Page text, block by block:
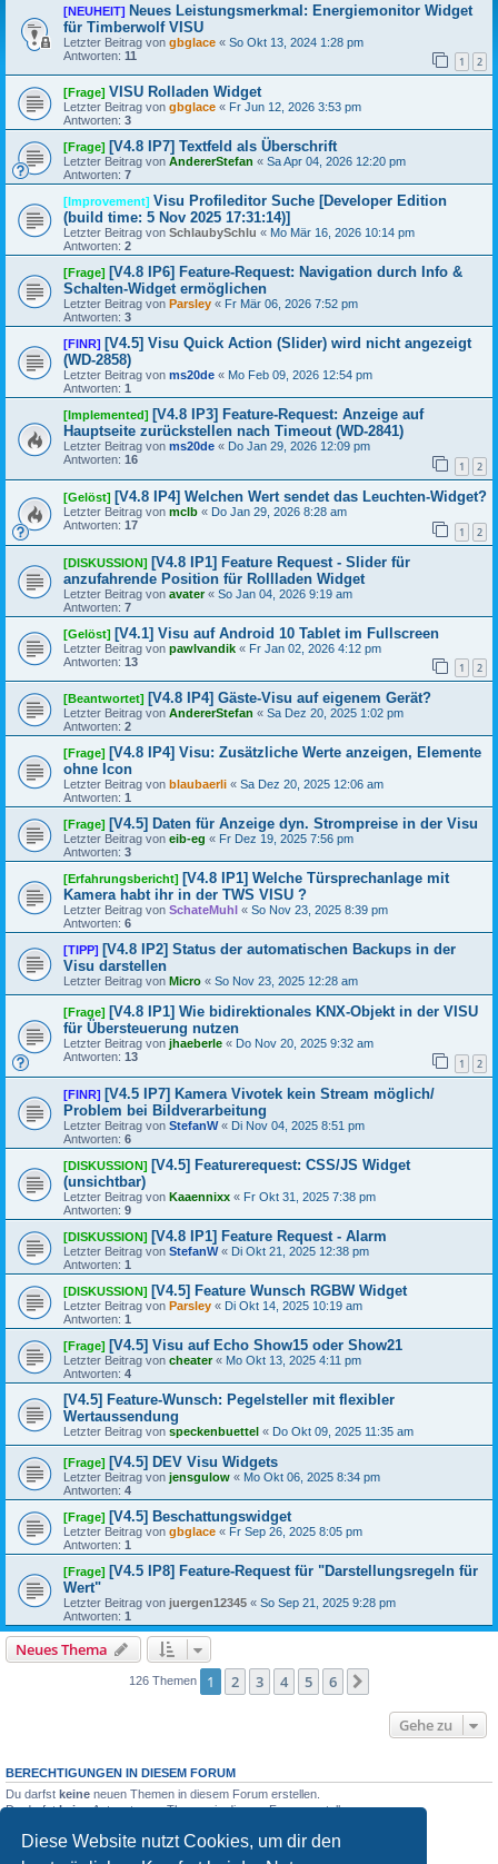
Diese Website nutzt Cookies, um dir den
[NEUHEIT] Neues Leistungsmerkmal: Energiemonitor Widget
für Timberwolf VISU
Letzter Beitrag von gbglace « So Okt 13, 2024 1:28 pm
Antworten: 11 1 2
[Frage] VISU Rolladen Widget
Letzter Beitrag von gbglace « Fr Jun 12, 2026 3:53 pm
Antworten: 3
[Frage] [V4.8 IP7] Textfeld als Überschrift
Letzter Beitrag von AndererStefan « Sa Apr 04, 2026 12:20 pm
Antworten: 7
[Improvement] Visu Profileditor Suche [Developer Edition
(build time: 5 Nov 2025 17:31:14)]
Letzter Beitrag von SchlaubySchlu « Mo Mär 16, 2026 10:14 pm
Antworten: 2
[Frage] [V4.8 IP6] Feature-Request: Navigation durch Info &
Schalten-Widget ermöglichen
Letzter Beitrag von Parsley « Fr Mär 06, 2026 7:52 pm
Antworten: 3
[FINR] [V4.5] Visu Quick Action (Slider) wird nicht angezeigt
(WD-2858)
Letzter Beitrag von ms20de « Mo Feb 09, 2026 12:54 pm
Antworten: 1
[Implemented] [V4.8 IP3] Feature-Request: Anzeige auf
Hauptseite zurückstellen nach Timeout (WD-2841)
Letzter Beitrag von ms20de « Do Jan 29, 2026 12:09 pm
Antworten: 16 1 2
[Gelöst] [V4.8 IP4] Welchen Wert sendet das Leuchten-Widget?
Letzter Beitrag von mclb « Do Jan 29, 2026 8:28 am
Antworten: 17 1 2
[DISKUSSION] [V4.8 IP1] Feature Request - Slider für
anzufahrende Position für Rollladen Widget
Letzter Beitrag von avater« So Jan 04, 2026 9:19 am
Antworten: 7
[Gelöst] [V4.1] Visu auf Android 10 Tablet im Fullscreen
Letzter Beitrag von pawlvandik « Fr Jan 02, 2026 4:12 pm
Antworten: 13 1 2
[Beantwortet] [V4.8 IP4] Gäste-Visu auf eigenem Gerät?
Letzter Beitrag von AndererStefan « Sa Dez 20, 2025 1:02 pm
Antworten: 2
[Frage] [V4.8 IP4] Visu: Zusätzliche Werte anzeigen, Elemente
ohne Icon
Letzter Beitrag von blaubaerli « Sa Dez 20, 2025 12:06 am
Antworten: 1
[Frage] [V4.5] Daten für Anzeige dyn. Strompreise in der Visu
Letzter Beitrag von eib-eg « Fr Dez 19, 2025 7:56 pm
Antworten: 3
[Erfahrungsbericht] [V4.8 IP1] Welche Türsprechanlage mit
Kamera habt ihr in der TWS VISU ?
Letzter Beitrag von SchateMuhl « So Nov 23, 2025 8:39 pm
Antworten: 6
[TIPP] [V4.8 IP2] Status der automatischen Backups in der
Visu darstellen
Letzter Beitrag von Micro « So Nov 23, 2025 12:28 am
[Frage] [V4.8 IP1] Wie bidirektionales KNX-Objekt in der VISU
für Übersteuerung nutzen
Letzter Beitrag von jhaeberle « Do Nov 20, 2025 9:32 am
Antworten: 13 1 2
[FINR] [V4.5 IP7] Kamera Vivotek kein Stream möglich/
Problem bei Bildverarbeitung
Letzter Beitrag von StefanW« Di Nov 04, 2025 8:51 pm
Antworten: 6
[DISKUSSION] [V4.5] Featurerequest: CSS/JS Widget
(unsichtbar)
Letzter Beitrag von Kaaennixx « Fr Okt 31, 2025 7:38 pm
Antworten: 9
[DISKUSSION] [V4.8 IP1] Feature Request - Alarm
Letzter Beitrag von StefanW« Di Okt 21, 2025 12:38 pm
Antworten: 1
[DISKUSSION] [V4.5] Feature Wunsch RGBW Widget
Letzter Beitrag von Parsley « Di Okt 14, 2025 10:19 am
Antworten: 1
[Frage] [V4.5] Visu auf Echo Show15 oder Show21
Letzter Beitrag von cheater« Mo Okt 13, 2025 4:11 pm
Antworten: 4
[V4.5] Feature-Wunsch: Pegelsteller mit flexibler
Wertaussendung
Letzter Beitrag von speckenbuettel « Do Okt 09, 2025 11:35 am
[Frage] [V4.5] DEV Visu Widgets
Letzter Beitrag von jensgulow « Mo Okt 06, 2025 8:34 pm
Antworten: 4
[Frage] [V4.5] Beschattungswidget
Letzter Beitrag von gbglace « Fr Sep 26, 2025 8:05 pm
Antworten: 1
[Frage] [V4.5 IP8] Feature-Request für "Darstellungsregeln für
Wert"
Letzter Beitrag von juergen12345 « So Sep 21, 2025 9:28 pm
Antworten: 1
Neues Thema
126 Themen 1 2 3 4 5 6
Gehe zu
BERECHTIGUNGEN IN DIESEM FORUM
Du darfst keine neuen Themen in diesem Forum erstellen.
Du darfstkeineAntworten zu Themen in diesem Forum erstellen.
Du darfst deine Beiträge in diesem Forumnicht löschen.